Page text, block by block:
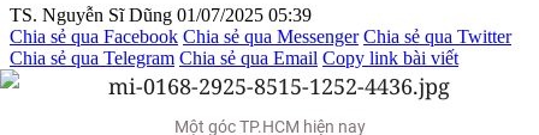
TS. Nguyễn Sĩ Dũng 01/07/2025 05:39
Chia sẻ qua Facebook Chia sẻ qua Messenger Chia sẻ qua Twitter
Chia sẻ qua Telegram Chia sẻ qua Email Copy link bài viết
Một góc TP.HCM hiện nay